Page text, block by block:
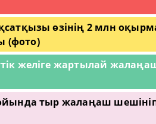
өзінің 2 млн
(фото)
желіге жартылай
тыр жалаңаш шешініп